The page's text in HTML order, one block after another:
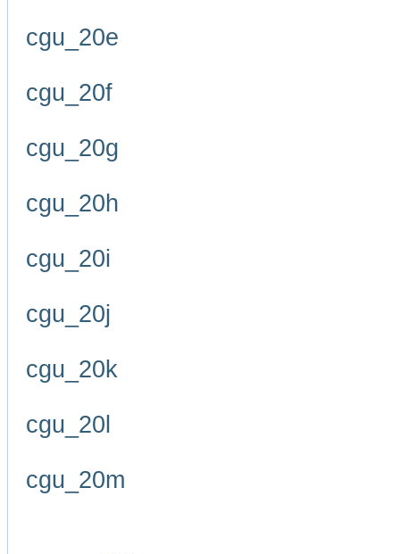
cgu_20e
cgu_20f
cgu_20g
cgu_20h
cgu_20i
cgu_20j
cgu_20k
cgu_20l
cgu_20m